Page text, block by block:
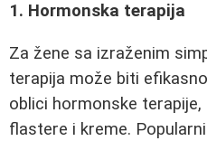
1. Hormonska terapija
Za žene sa izraženim
terapija može biti
oblici hormonske
flastere i kreme.